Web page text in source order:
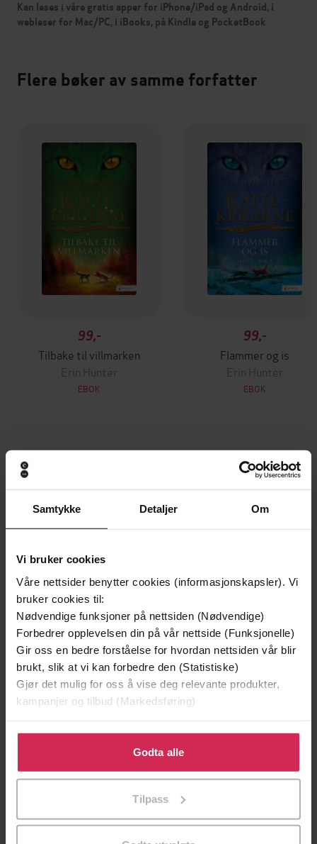
Samtykke Detaljer Om
Vi bruker cookies
Våre nettsider benytter cookies (informasjonskapsler). Vi
bruker cookies til:
Nødvendige funksjoner på nettsiden (Nødvendige)
Forbedrer opplevelsen din på vår nettside (Funksjonelle)
Gir oss en bedre forståelse for hvordan nettsiden vår blir
brukt, slik at vi kan forbedre den (Statistiske)
Gjør det mulig for oss å vise deg relevante produkter,
kampanjer og tilbud (Markedsføring)
Klikk på «Godta alle» for å gi oss ditt samtykke til å
bruke cookies for alle disse formålene. Du kan også
tilpasse ditt samtykke til spesifikke formål ved å klikke
Godta alle
Tilpass
Kan leses i våre gratis apper for iPhone/iPad og Android, i
webleser for Mac/PC, i iBooks, på Kindle og PocketBook
Flere bøker av samme forfatter
99,-
Tilbake til villmarken
Erin Hunter
EBOK
99,-
Flammer og is
Erin Hunter
EBOK
Andre har også kjøpt
Eklipse
EBOK
Utstøtt
EBOK